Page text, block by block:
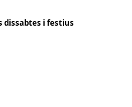
dissabtes i festius